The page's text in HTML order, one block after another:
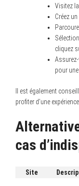
Visitez
Créez
cliquez
pour
Il est également
profiter d’une
cas
Site